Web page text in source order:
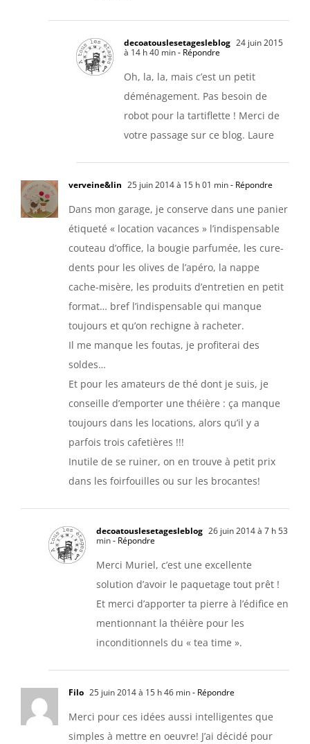
decoatouslesetagesleblog 24 juin 2015
à 14 h 40 min- Répondre
Oh, la, la, mais c’est un petit
déménagement. Pas besoin de
robot pour la tartiflette ! Merci de
votre passage sur ce blog. Laure
verveine&lin 25 juin 2014 à 15 h 01 min- Répondre
Dans mon garage, je conserve dans une panier
étiqueté « location vacances » l’indispensable
couteau d’office, la bougie parfumée, les cure-
dents pour les olives de l’apéro, la nappe
cache-misère, les produits d’entretien en petit
format… bref l’indispensable qui manque
toujours et qu’on rechigne à racheter.
Il me manque les foutas, je profiterai des
soldes…
Et pour les amateurs de thé dont je suis, je
conseille d’emporter une théière : ça manque
toujours dans les locations, alors qu’il y a
parfois trois cafetières !!!
Inutile de se ruiner, on en trouve à petit prix
dans les foirfouilles ou sur les brocantes!
decoatouslesetagesleblog 26 juin 2014 à 7 h 53
min- Répondre
Merci Muriel, c’est une excellente
solution d’avoir le paquetage tout prêt !
Et merci d’apporter ta pierre à l’édifice en
mentionnant la théière pour les
inconditionnels du « tea time ».
Filo 25 juin 2014 à 15 h 46 min- Répondre
Merci pour ces idées aussi intelligentes que
simples à mettre en oeuvre! J’ai décidé pour